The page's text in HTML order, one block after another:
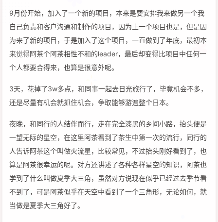
9月份开始，加入了一个新的项目，本来是要安排我来做另一个我
自己负责和客户沟通和制作的项目，因为上一个项目也是，但是因
为来了新的项目，于是加入了这个项目，一直做到了年底，最初本
来觉得阿茶个阿茶相性不和的leader，最后却变得比项目中任何一
个人都要合得来，也算是很意外呢。
3天，花掉了3w多点，和同事一起去日光旅行了，毕竟机会不多，
还是尽量有机会就抓住机会，争取能够游遍整个日本。
夜晚，和同行的人结伴而行，走在完全漆黑的乡间小路，抬头便是
一望无际的星空，在这里阿茶看到了茶生中第一次的流行，同行的
人告诉阿茶这个叫做火流星，比较常见，不过抬头刚好看到了，也
算是阿茶很幸运的呢。对方还讲述了各种各样星空的知识，阿茶也
学到了什么叫做夏季大三角，虽然对方说现在似乎已经过去季节看
不到了，可是阿茶似乎在天空中看到了一个三角形，无论如何，就
当做是夏季大三角好了。